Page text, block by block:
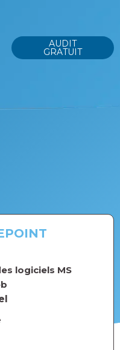
AUDIT
GRATUIT
logiciels MS